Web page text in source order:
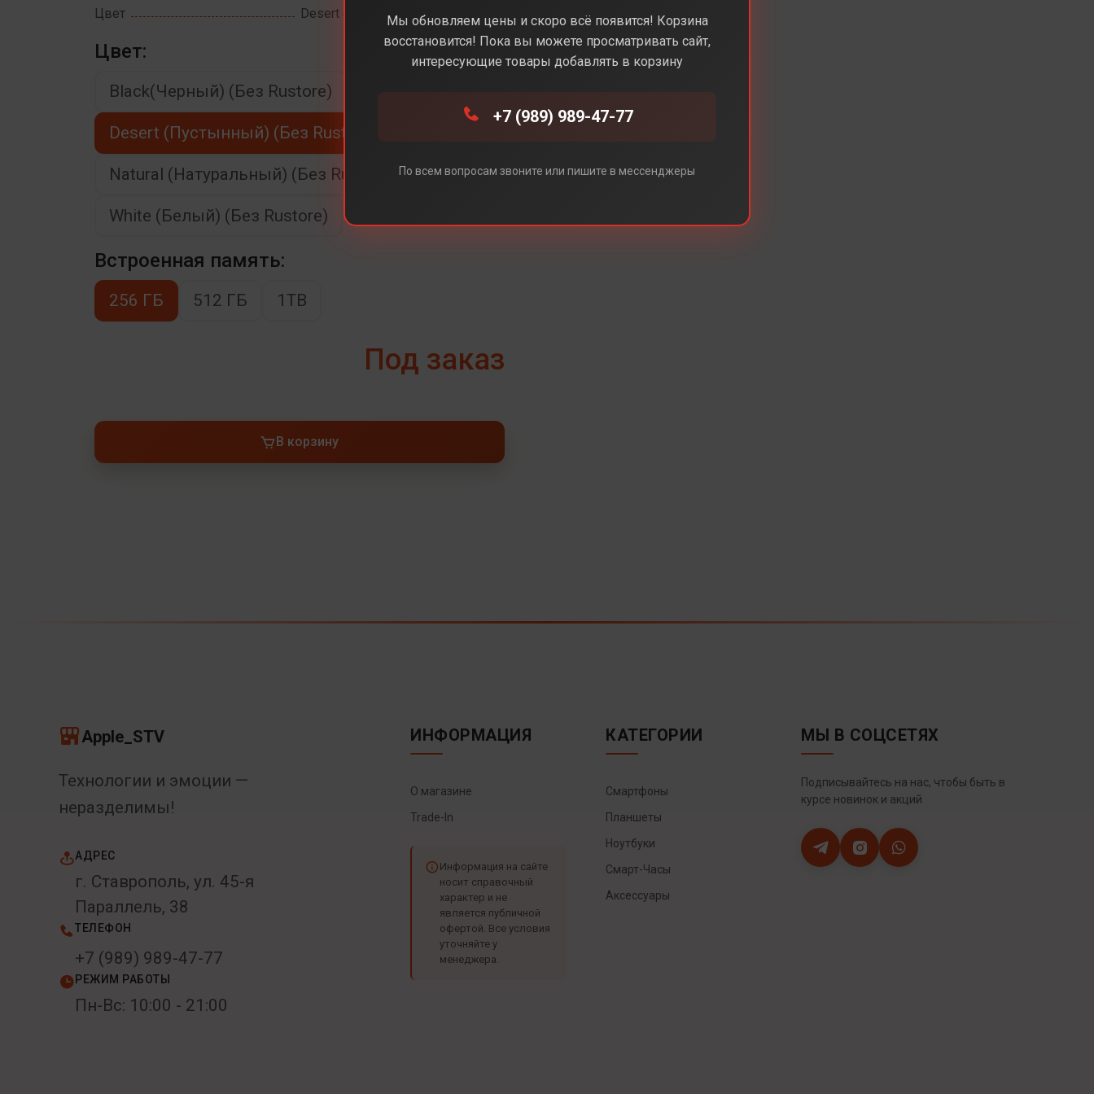
Цвет Desert (Пустынный) (Без Rustore)
Цвет:
Black(Черный) (Без Rustore)
Desert (Пустынный) (Без Rustore)
Natural (Натуральный) (Без Rustore)
White (Белый) (Без Rustore)
Встроенная память:
256 ГБ 512 ГБ 1TB
Под заказ
В корзину
Apple_STV
Технологии и эмоции —
неразделимы!
АДРЕС
г. Ставрополь, ул. 45-я
Параллель, 38
ТЕЛЕФОН
+7 (989) 989-47-77
РЕЖИМ РАБОТЫ
Пн-Вс: 10:00 - 21:00
ИНФОРМАЦИЯ
О магазине
Trade-In
Информация на сайте
носит справочный
характер и не
является публичной
офертой. Все условия
уточняйте у
менеджера.
КАТЕГОРИИ
Смартфоны
Планшеты
Ноутбуки
Смарт-Часы
Аксессуары
МЫ В СОЦСЕТЯХ
Подписывайтесь на нас, чтобы быть в
курсе новинок и акций
Мы обновляем цены и скоро всё появится! Корзина
восстановится! Пока вы можете просматривать сайт,
интересующие товары добавлять в корзину
+7 (989) 989-47-77
По всем вопросам звоните или пишите в мессенджеры